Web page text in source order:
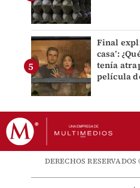
Final
casa’:
tenía
película
DERECHOS